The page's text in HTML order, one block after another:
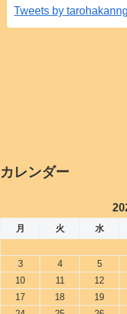
Tweets by
カレンダー
月 火 水
3
4 5
10
11 12
17
18 19